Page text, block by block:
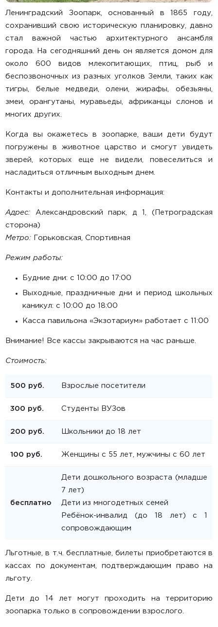
Автокресла
Весы
Условия проката
Ленинградский Зоопарк, основанный в 1865 году,
сохранивший свою историческую планировку, давно
стал важной частью архитектурного ансамбля
города. На сегодняшний день он является домом для
около 600 видов млекопитающих, птиц, рыб и
беспозвоночных из разных уголков Земли, таких как
тигры, белые медведи, олени, жирафы, обезьяны,
змеи, орангутаны, муравьеды, африканцы слонов и
многих других.
Когда вы окажетесь в зоопарке, ваши дети будут
погружены в животное царство и смогут увидеть
зверей, которых еще не видели, повеселиться и
насладиться отличным выходным днем.
Контакты и дополнительная информация:
Адрес: Александровский парк, д 1, (Петроградская
сторона)
Метро: Горьковская, Спортивная
Режим работы:
Будние дни: c 10:00 до 17:00
Выходные, праздничные дни и период школьных
каникул: с 10:00 до 18:00
Касса павильона «Экзотариум» работает с 11:00
Внимание! Все кассы закрываются на час раньше.
Стоимость:
500 руб. Взрослые посетители
300 руб. Студенты ВУЗов
200 руб. Школьники до 18 лет
100 руб. Женщины с 55 лет, мужчины с 60 лет
бесплатно
Дети дошкольного возраста (младше
7 лет)
Дети из многодетных семей
Ребёнок-инвалид (до 18 лет) с 1
сопровождающим
Льготные, в т.ч. бесплатные, билеты приобретаются в
кассах по документам, подтверждающим право на
льготу.
Дети до 14 лет могут проходить на территорию
зоопарка только в сопровождении взрослого.